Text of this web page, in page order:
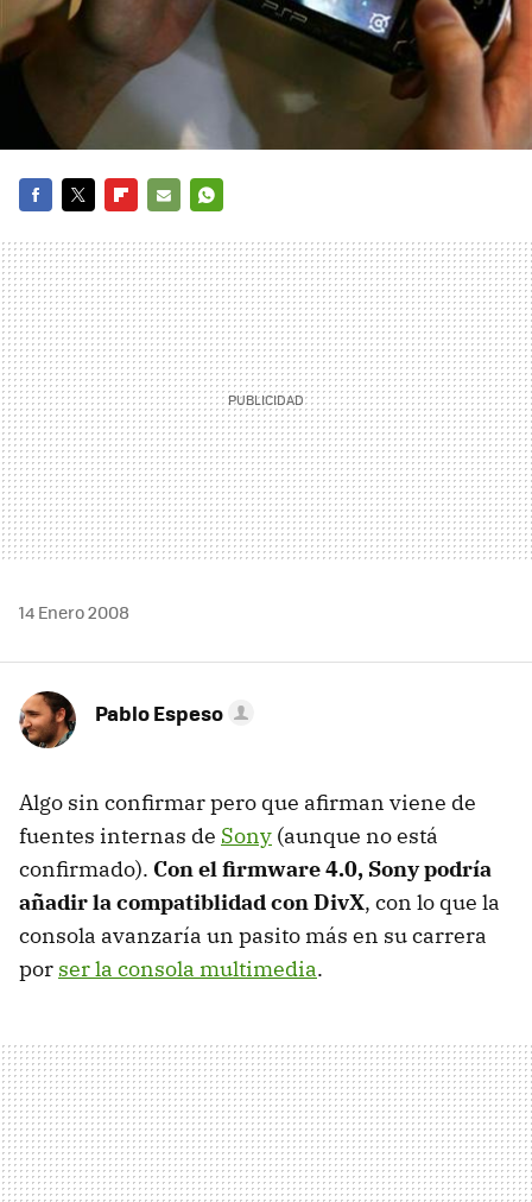
MAIL
14 Enero 2008
Pablo Espeso
Algo sin confirmar pero que afirman viene de
fuentes internas de Sony (aunque no está
confirmado). Con el firmware 4.0, Sony podría
añadir la compatiblidad con DivX, con lo que la
consola avanzaría un pasito más en su carrera
por ser la consola multimedia.